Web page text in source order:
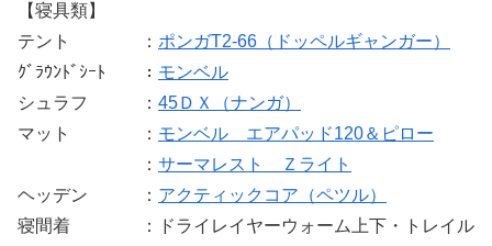
【寝具類】
テント ： ポンガT2-66（ドッペルギャンガー）
ｸﾞﾗｳﾝﾄﾞｼｰﾄ ： モンベル
シュラフ ： 45ＤＸ（ナンガ）
マット ： モンベル エアパッド120＆ピロー
： サーマレスト Ｚライト
ヘッデン ： アクティックコア（ペツル）
寝間着 ：ドライレイヤーウォーム上下・トレイル